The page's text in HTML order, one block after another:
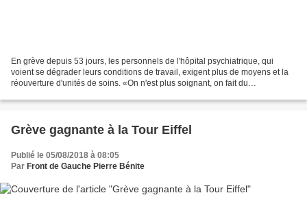
En grève depuis 53 jours, les personnels de l'hôpital psychiatrique, qui
voient se dégrader leurs conditions de travail, exigent plus de moyens et la
réouverture d'unités de soins. «On n'est plus soignant, on fait du
Grève gagnante à la Tour Eiffel
Publié le 05/08/2018 à 08:05
Par Front de Gauche Pierre Bénite